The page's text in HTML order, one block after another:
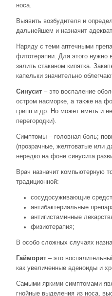
носа.
Выявить возбудителя и
дальнейшем и назначит
Наряду с теми аптечными
фитотерапии. Для этого нужно
залить стаканом кипятка.
капельки значительно
Синусит – это воспаление
остром насморке, а также на
грипп и др. Но может иметь и
перегородки).
Симптомы – головная боль;
(прозрачные, желтоватые или
нередко на фоне синусита
Врач назначит компьютерную
традиционной:
сосудосуживающие
антибактериальные
антигистаминные
физиотерапия;
В особо сложных случаях
Гайморит – это
как увеличенные аденоиды и
Самыми яркими симптомами
гнойные выделения из носа,